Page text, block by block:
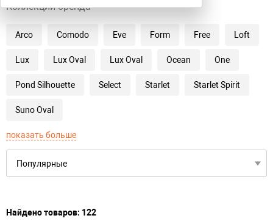
Коллекции бренда
Arco Comodo Eve Form Free Loft
Lux Lux Oval Lux Oval Ocean One
Pond Silhouette Select Starlet Starlet Spirit
Suno Oval
показать больше
Найдено товаров: 122